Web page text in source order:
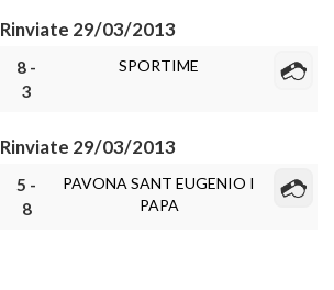
Rinviate 29/03/2013
8 -
3
SPORTIME
Rinviate 29/03/2013
5 -
8
PAVONA SANT EUGENIO I
PAPA